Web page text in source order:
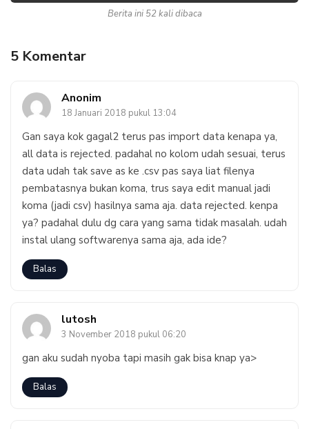
Berita ini 52 kali dibaca
5 Komentar
Anonim
18 Januari 2018 pukul 13:04
Gan saya kok gagal2 terus pas import data kenapa ya,
all data is rejected. padahal no kolom udah sesuai, terus
data udah tak save as ke .csv pas saya liat filenya
pembatasnya bukan koma, trus saya edit manual jadi
koma (jadi csv) hasilnya sama aja. data rejected. kenpa
ya? padahal dulu dg cara yang sama tidak masalah. udah
instal ulang softwarenya sama aja, ada ide?
Balas
lutosh
3 November 2018 pukul 06:20
gan aku sudah nyoba tapi masih gak bisa knap ya>
Balas